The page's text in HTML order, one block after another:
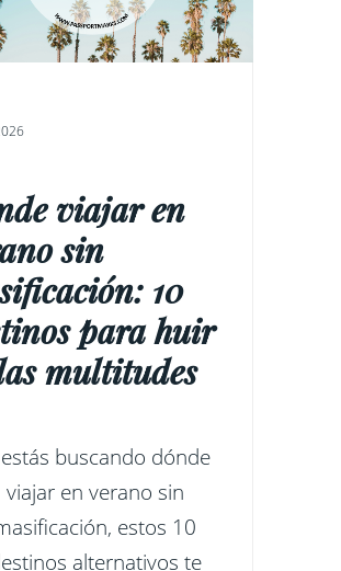
viajar en
sin
10
para huir
multitudes
buscando dónde
viajar en verano sin
estos 10
alternativos te